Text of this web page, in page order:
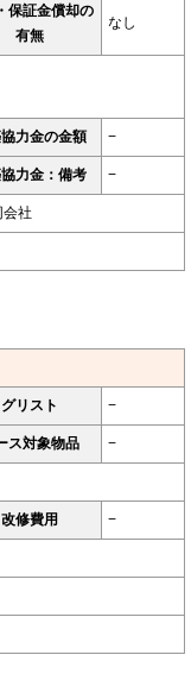
保証金償却の
有無
なし
力金の金額 −
力金：備考 −
会社
グリスト −
ス対象物品 −
改修費用 −